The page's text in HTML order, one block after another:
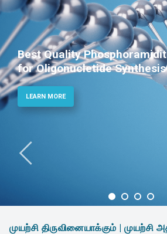
Best Quality
for Oligonucletide Synthesis
LEARN MORE
முயற்சி திருவினையாக்கும் | முயற்சி